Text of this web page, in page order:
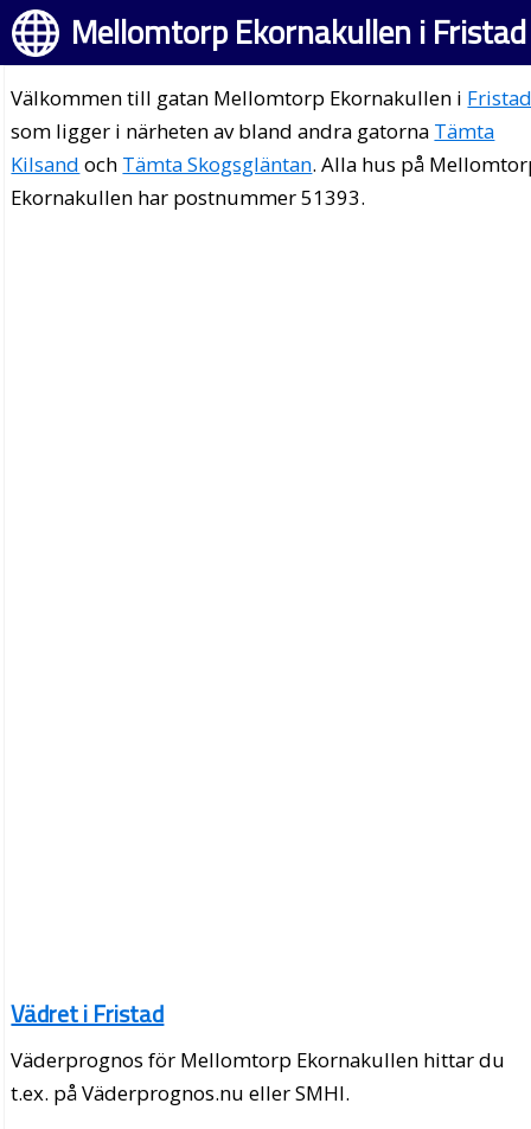
Mellomtorp Ekornakullen i Fristad
Välkommen till gatan Mellomtorp Ekornakullen i
som ligger i närheten av bland andra gatorna Tämta
Kilsand och Tämta Skogsgläntan. Alla hus på
Ekornakullen har postnummer 51393.
Vädret i Fristad
Väderprognos för Mellomtorp Ekornakullen hittar du
t.ex. på Väderprognos.nu eller SMHI.